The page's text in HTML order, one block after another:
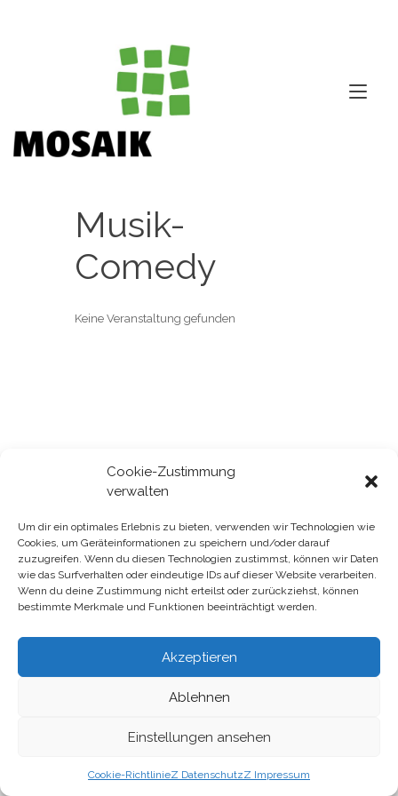
Cookie-Zustimmung
verwalten
Um dir ein optimales Erlebnis zu bieten, verwenden wir Technologien wie
Cookies, um Geräteinformationen zu speichern und/oder darauf
zuzugreifen. Wenn du diesen Technologien zustimmst, können wir Daten
wie das Surfverhalten oder eindeutige IDs auf dieser Website verarbeiten.
Wenn du deine Zustimmung nicht erteilst oder zurückziehst, können
bestimmte Merkmale und Funktionen beeinträchtigt werden.
Akzeptieren
Ablehnen
Einstellungen ansehen
Cookie-RichtlinieZ DatenschutzZ Impressum
Musik-
Comedy
Keine Veranstaltung gefunden
Gutscheine & Kundenkarte
Datenschutz
gGmbH